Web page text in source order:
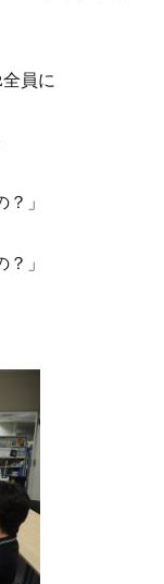
員に
」
」